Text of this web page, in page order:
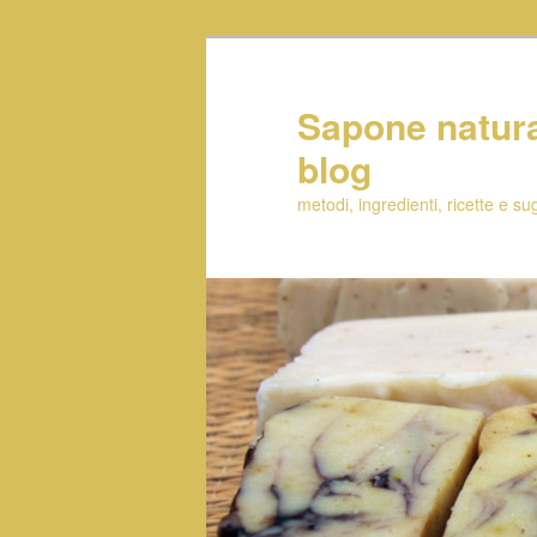
Sapone
blog
metodi, ingredienti, ricette e